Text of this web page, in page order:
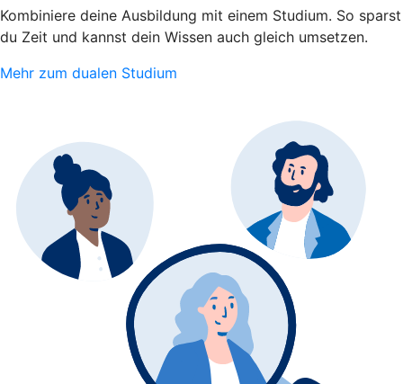
Kombiniere deine Ausbildung mit einem Studium. So sparst
du Zeit und kannst dein Wissen auch gleich umsetzen.
Mehr zum dualen Studium